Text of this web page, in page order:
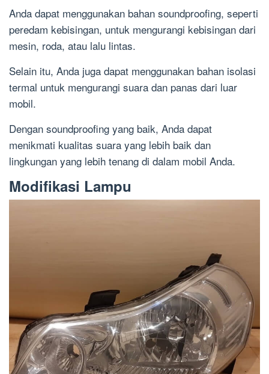
Anda dapat menggunakan bahan soundproofing, seperti
peredam kebisingan, untuk mengurangi kebisingan dari
mesin, roda, atau lalu lintas.
Selain itu, Anda juga dapat menggunakan bahan isolasi
termal untuk mengurangi suara dan panas dari luar
mobil.
Dengan soundproofing yang baik, Anda dapat
menikmati kualitas suara yang lebih baik dan
lingkungan yang lebih tenang di dalam mobil Anda.
Modifikasi Lampu